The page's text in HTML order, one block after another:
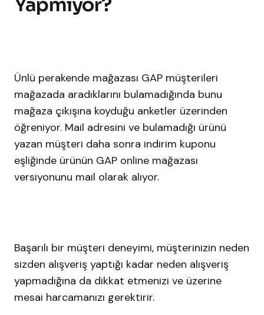
Ünlü perakende mağazası GAP müşterileri
mağazada aradıklarını bulamadığında bunu
mağaza çıkışına koyduğu anketler üzerinden
öğreniyor. Mail adresini ve bulamadığı ürünü
yazan müşteri daha sonra indirim kuponu
eşliğinde ürünün GAP online mağazası
versiyonunu mail olarak alıyor.
Başarılı bir müşteri deneyimi, müşterinizin neden
sizden alışveriş yaptığı kadar neden alışveriş
yapmadığına da dikkat etmenizi ve üzerine
mesai harcamanızı gerektirir.